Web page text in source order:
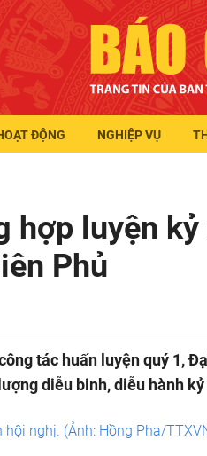
ĐỘNG NGHIỆP VỤ
hợp luyện
Phủ
tác huấn luyện quý 1,
diễu binh, diễu hành
hội nghị. (Ảnh: Hồng Pha/